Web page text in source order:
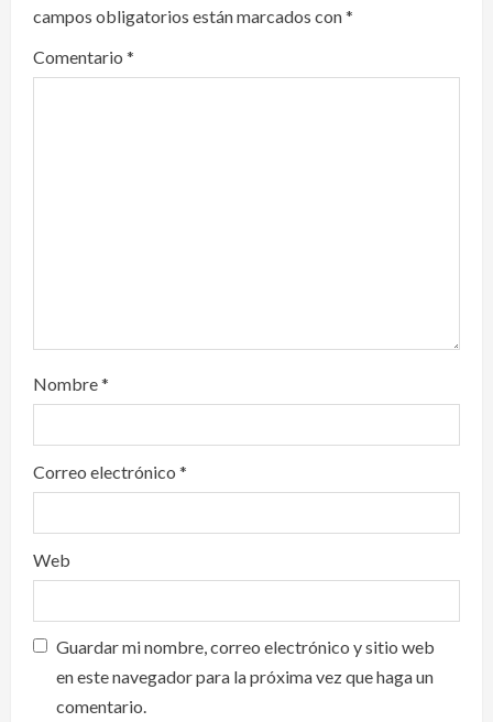
g
a
campos obligatorios están marcados con*
Comentario *
Nombre*
Correo electrónico *
Web
Guardar mi nombre, correo electrónico y sitio web
en este navegador para la próxima vez que haga un
comentario.